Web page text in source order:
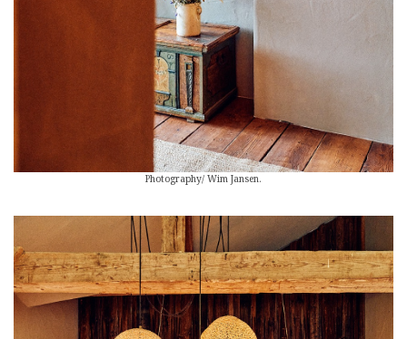
Photography/ Wim Jansen.